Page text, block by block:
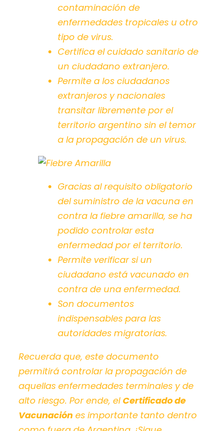
contaminación de
enfermedades tropicales u otro
tipo de virus.
Certifica el cuidado sanitario de
un ciudadano extranjero.
Permite a los ciudadanos
extranjeros y nacionales
transitar libremente por el
territorio argentino sin el temor
a la propagación de un virus.
Gracias al requisito obligatorio
del suministro de la vacuna en
contra la fiebre amarilla, se ha
podido controlar esta
enfermedad por el territorio.
Permite verificar si un
ciudadano está vacunado en
contra de una enfermedad.
Son documentos
indispensables para las
autoridades migratorias.
Recuerda que, este documento
permitirá controlar la propagación de
aquellas enfermedades terminales y de
alto riesgo. Por ende, elCertificado de
Vacunación es importante tanto dentro